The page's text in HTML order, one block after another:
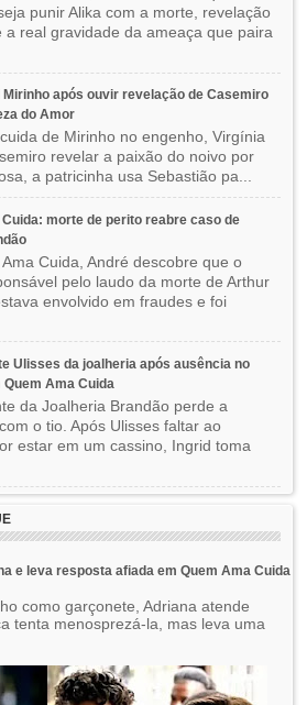
punir Alika com a morte, revelação
a real gravidade da ameaça que paira
após ouvir revelação de Casemiro
do Amor
de Mirinho no engenho, Virgínia
revelar a paixão do noivo por
a patricinha usa Sebastião pa...
morte de perito reabre caso de
Cuida, André descobre que o
pelo laudo da morte de Arthur
envolvido em fraudes e foi
Ulisses da joalheria após ausência no
Ama Cuida
da Joalheria Brandão perde a
o tio. Após Ulisses faltar ao
estar em um cassino, Ingrid toma
e leva resposta afiada em Quem Ama Cuida
como garçonete, Adriana atende
tenta menosprezá-la, mas leva uma